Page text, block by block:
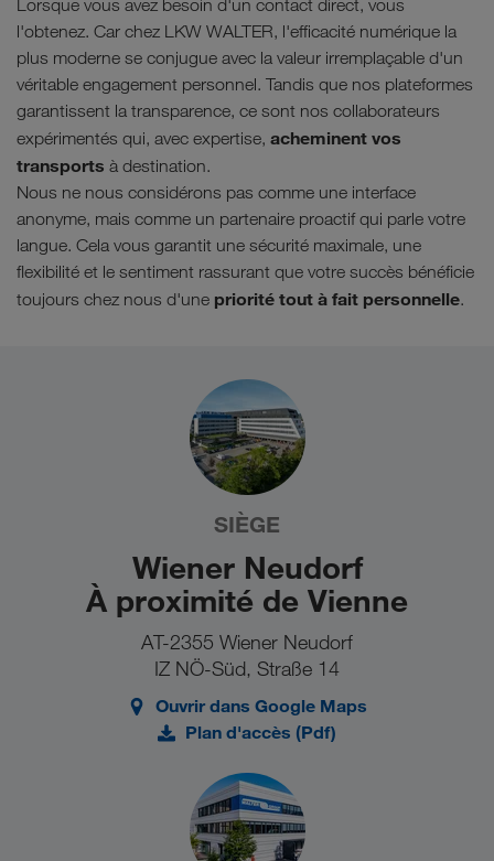
Lorsque vous avez besoin d'un contact direct, vous
l'obtenez. Car chez LKW WALTER, l'efficacité numérique la
plus moderne se conjugue avec la valeur irremplaçable d'un
véritable engagement personnel. Tandis que nos plateformes
garantissent la transparence, ce sont nos collaborateurs
expérimentés qui, avec expertise, acheminent vos
transports à destination.
Nous ne nous considérons pas comme une interface
anonyme, mais comme un partenaire proactif qui parle votre
langue. Cela vous garantit une sécurité maximale, une
flexibilité et le sentiment rassurant que votre succès bénéficie
toujours chez nous d'une priorité tout à fait personnelle.
SIÈGE
Wiener Neudorf
À proximité de Vienne
AT-2355 Wiener Neudorf
IZ NÖ-Süd, Straße 14
Ouvrir dans Google Maps
Plan d'accès (Pdf)